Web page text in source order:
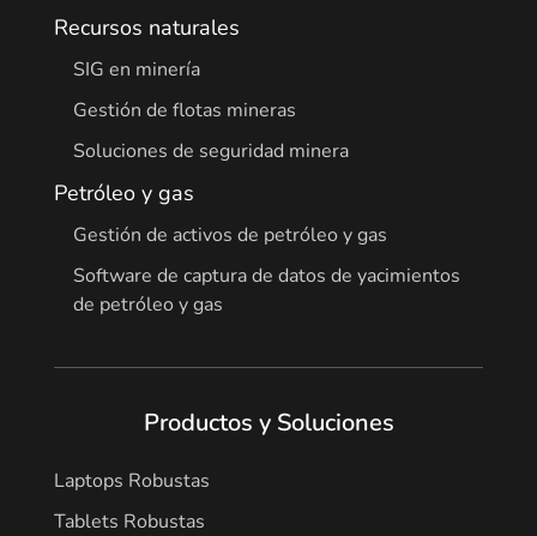
Recursos naturales
SIG en minería
Gestión de flotas mineras
Soluciones de seguridad minera
Petróleo y gas
Gestión de activos de petróleo y gas
Software de captura de datos de yacimientos
de petróleo y gas
Productos y Soluciones
Laptops Robustas
Tablets Robustas